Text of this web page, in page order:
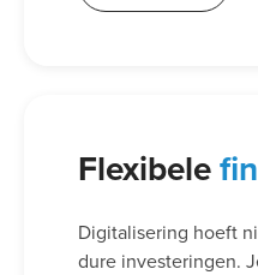
Flexibele
Digitalisering hoeft
dure investeringen.